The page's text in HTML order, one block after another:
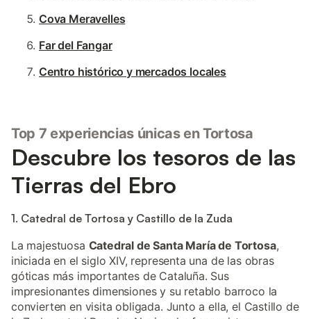
Cova Meravelles
Far del Fangar
Centro histórico y mercados locales
Top 7 experiencias únicas en Tortosa
Descubre los tesoros de las
Tierras del Ebro
1. Catedral de Tortosa y Castillo de la Zuda
La majestuosa Catedral de Santa María de Tortosa,
iniciada en el siglo XIV, representa una de las obras
góticas más importantes de Cataluña. Sus
impresionantes dimensiones y su retablo barroco la
convierten en visita obligada. Junto a ella, el Castillo de